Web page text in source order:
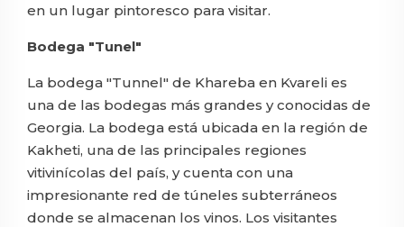
en un lugar pintoresco para visitar.
Bodega "Tunel"
La bodega "Tunnel" de Khareba en Kvareli es
una de las bodegas más grandes y conocidas de
Georgia. La bodega está ubicada en la región de
Kakheti, una de las principales regiones
vitivinícolas del país, y cuenta con una
impresionante red de túneles subterráneos
donde se almacenan los vinos. Los visitantes